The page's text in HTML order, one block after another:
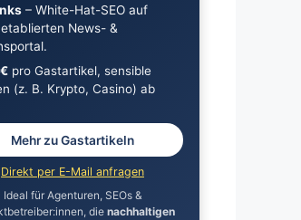
– White-Hat-SEO auf
News- &
pro Gastartikel, sensible
(z. B. Krypto, Casino) ab
Mehr zu Gastartikeln
Direkt per E-Mail anfragen
Ideal für Agenturen, SEOs &
dienachhaltigen